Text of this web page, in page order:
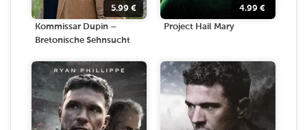
5.99 €
Kommissar Dupin –
Bretonische Sehnsucht
4.99 €
Project Hail Mary